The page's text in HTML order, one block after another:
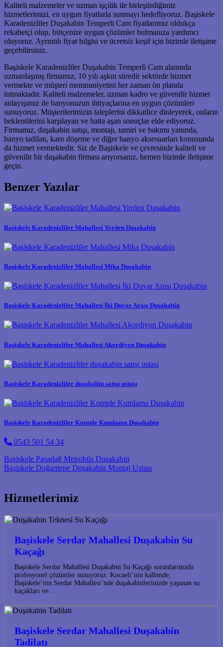
Kaliteli malzemeler ve uzman işçilik ile birleştirdiğimiz
hizmetlerimizi, en uygun fiyatlarla sunmayı hedefliyoruz. Başiskele
Karadenizliler Duşakabin Temperli Cam fiyatlarımız oldukça
rekabetçi olup, bütçenize uygun çözümler bulmanıza yardımcı
oluyoruz. Ayrıntılı fiyat bilgisi ve ücretsiz keşif için bizimle iletişime
geçebilirsiniz.
Başiskele Karadenizliler Duşakabin Temperli Cam alanında
uzmanlaşmış firmamız, 10 yılı aşkın süredir sektörde hizmet
vermekte ve müşteri memnuniyetini her zaman ön planda
tutmaktadır. Kaliteli malzemeler, uzman kadro ve güvenilir hizmet
anlayışımız ile banyonuzun ihtiyaçlarına en uygun çözümleri
sunuyoruz. Müşterilerimizin taleplerini dikkatlice dinleyerek, onların
beklentilerini karşılayan ve hatta aşan sonuçlar elde ediyoruz.
Firmamız, duşakabin satışı, montajı, tamiri ve bakımı yanında,
banyo tadilatı, karo döşeme ve diğer banyo aksesuarları konusunda
da hizmet vermektedir. Siz de Başiskele ve çevresinde kaliteli ve
güvenilir bir duşakabin firması arıyorsanız, hemen bizimle iletişime
geçin.
Benzer Yazılar
Başiskele Karadenizliler Mahallesi Yerden Duşakabin
Başiskele Karadenizliler Mahallesi Mika Duşakabin
Başiskele Karadenizliler Mahallesi İki Duvar Arası Duşakabin
Başiskele Karadenizliler Mahallesi Akordiyon Duşakabin
Başiskele Karadenizliler duşakabin satışı ustası
Başiskele Karadenizliler Komple Kumlama Duşakabin
0543 501 54 34
Post navigation
Başiskele Paşadağ Metrobüs Duşakabin
Başiskele Doğantepe Duşakabin Montaj Ustası
Hizmetlerimiz
Başiskele Serdar Mahallesi Duşakabin Su
Kaçağı
Başiskele Serdar Mahallesi Duşakabin Su Kaçağı sorunlarınızda
profesyonel çözümler sunuyoruz. Kocaeli’nin kalbinde,
Başiskele’nin Serdar Mahallesi’nde duşakabinlerinizde yaşanan su
kaçakları ve…
Başiskele Serdar Mahallesi Duşakabin
Tadilatı